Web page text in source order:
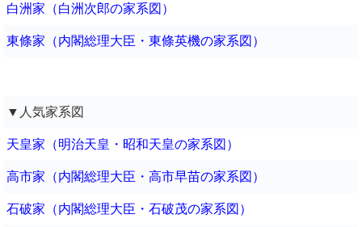
白洲家（白洲次郎の家系図）
東條家（内閣総理大臣・東條英機の家系図）
▼人気家系図
天皇家（明治天皇・昭和天皇の家系図）
高市家（内閣総理大臣・高市早苗の家系図）
石破家（内閣総理大臣・石破茂の家系図）